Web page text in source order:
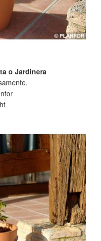
o Jardinera